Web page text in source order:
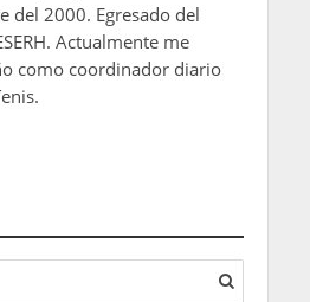
del 2000. Egresado del
Actualmente me
como coordinador diario